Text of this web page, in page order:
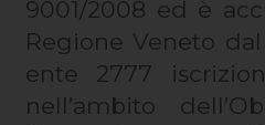
9001/2008 ed è
Regione Veneto
ente 2777
nell’ambito